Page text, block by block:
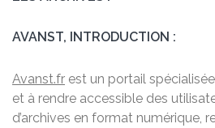
AVANST, INTRODUCTION :
Avanst.fr est un portail
et à rendre accessible des
d’archives en format numérique,